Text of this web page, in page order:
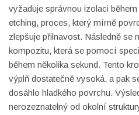
vyžaduje správnou izolaci
etching, proces, který mírně
zlepšuje přilnavost. Následně se
kompozitu, která se pomocí
během několika sekund. Tento
výplň dostatečně vysoká, a pak
dosáhlo hladkého povrchu.
nerozeznatelný od okolní